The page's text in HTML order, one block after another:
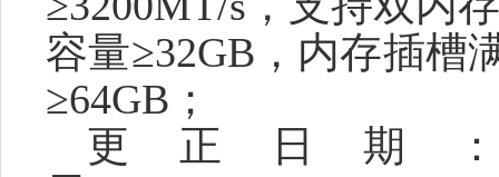
容量≥32GB，内存插槽
≥64GB；
更正日期